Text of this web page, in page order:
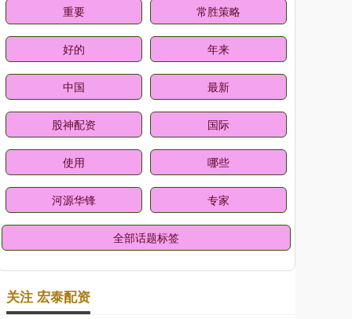
重要 常胜策略
好的 年来
中国 最新
股神配资 国际
使用 哪些
河源华锋 专家
全部话题标签
关注 宏泰配资